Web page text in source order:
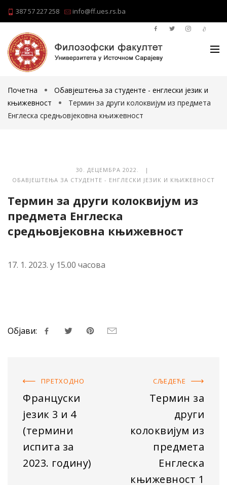
387 57 227 258 info@ff.ues.rs.ba
Почетна
Обавјештења за студенте - енглески језик и
књижевност
Термин за други колоквијум из предмета
Енглеска средњовјековна књижевност
30. ДЕЦЕМБРА 2022. |
ОБАВЈЕШТЕЊА ЗА СТУДЕНТЕ - ЕНГЛЕСКИ ЈЕЗИК И КЊИЖЕВНОСТ
Термин за други колоквијум из
предмета Енглеска
средњовјековна књижевност
17. 1. 2023. у 15.00 часова
Објави:
ПРЕТХОДНO
Француски
језик 3 и 4
(термини
испита за
2023. годину)
СЉЕДЕЋE
Термин за
други
колоквијум из
предмета
Енглеска
књижевност 1